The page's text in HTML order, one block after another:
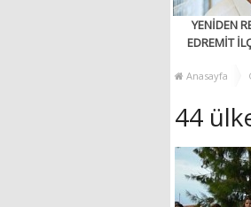
YENİDEN
EDREMİT
Anasayfa
44